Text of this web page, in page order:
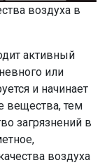
воздуха в
активный
или
и начинает
вещества, тем
загрязнений в
воздуха